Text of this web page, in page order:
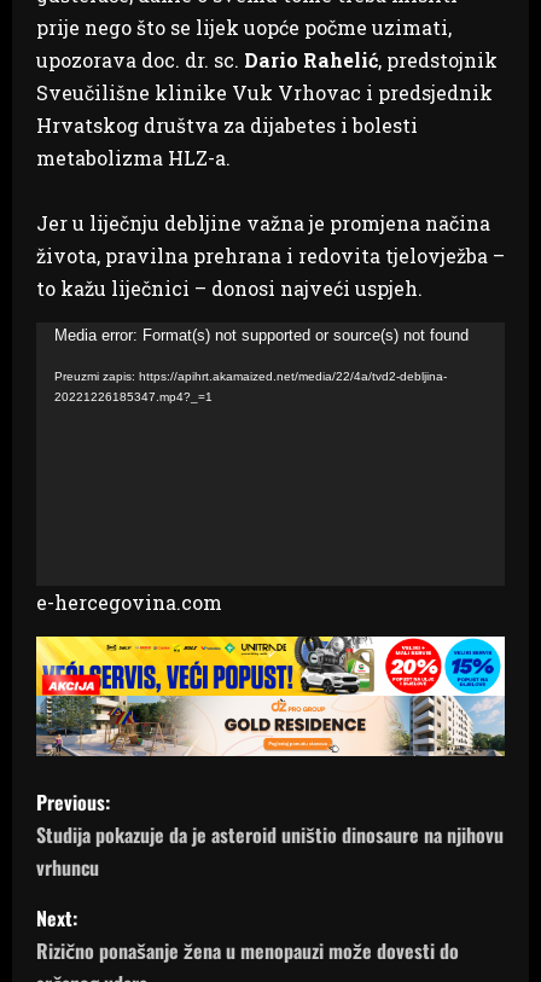
prije nego što se lijek uopće počme uzimati,
upozorava doc. dr. sc. Dario Rahelić, predstojnik
Sveučilišne klinike Vuk Vrhovac i predsjednik
Hrvatskog društva za dijabetes i bolesti
metabolizma HLZ-a.
Jer u liječnju debljine važna je promjena načina
života, pravilna prehrana i redovita tjelovježba –
to kažu liječnici – donosi najveći uspjeh.
Reproduktor
videozapisa
Media error: Format(s) not supported or source(s) not found
Preuzmi zapis: https://apihrt.akamaized.net/media/22/4a/tvd2-debljina-
20221226185347.mp4?_=1
e-hercegovina.com
P
o
s
t
Previous:
Studija pokazuje da je asteroid uništio dinosaure na njihovu
vrhuncu
Next:
Rizično ponašanje žena u menopauzi može dovesti do